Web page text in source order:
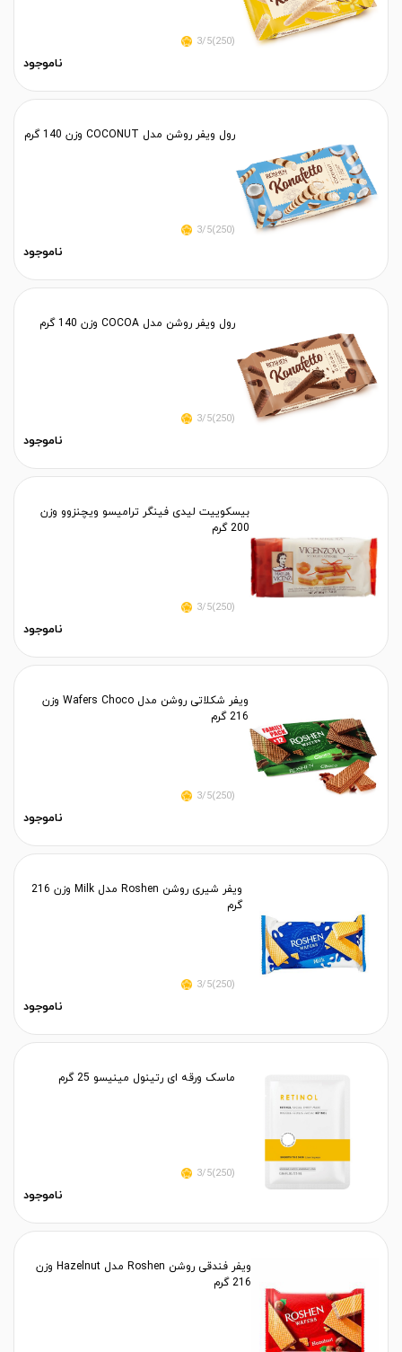
(250)3/5
ناموجود
رول ویفر روشن مدل COCONUT وزن 140 گرم
(250)3/5
ناموجود
رول ویفر روشن مدل COCOA وزن 140 گرم
(250)3/5
ناموجود
بیسکوییت لیدی فینگر ترامیسو ویچنزوو وزن
200 گرم
(250)3/5
ناموجود
ویفر شکلاتی روشن مدل Wafers Choco وزن
216 گرم
(250)3/5
ناموجود
ویفر شیری روشن Roshen مدل Milk وزن 216
گرم
(250)3/5
ناموجود
ماسک ورقه ای رتینول مینیسو 25 گرم
(250)3/5
ناموجود
ویفر فندقی روشن Roshen مدل Hazelnut وزن
216 گرم